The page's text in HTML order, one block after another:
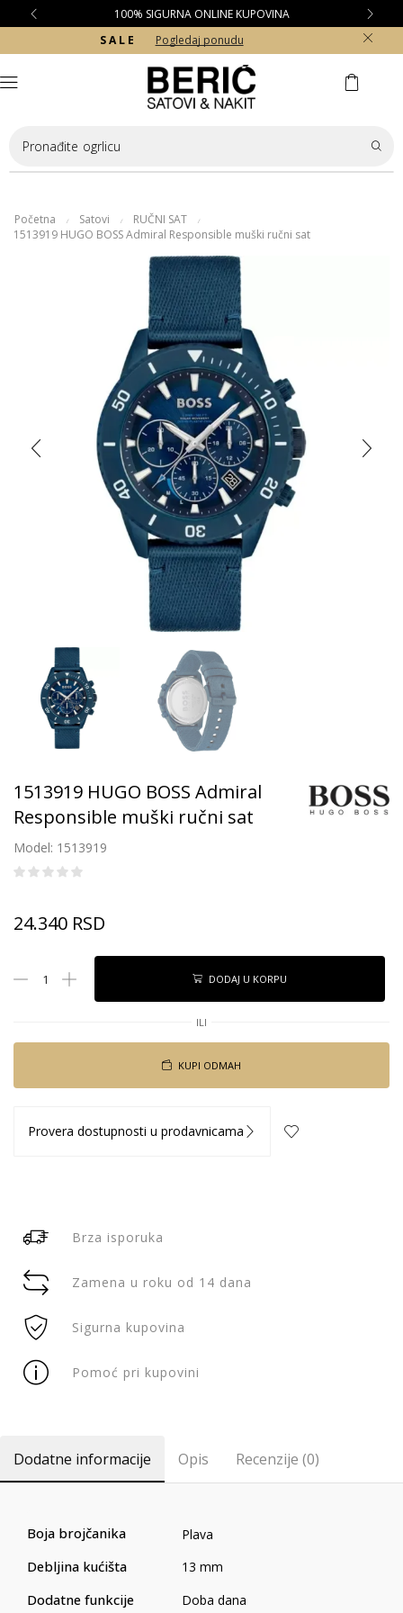
100% SIGURNA ONLINE KUPOVINA
S A L E
Pogledaj ponudu
Pronađite ogrlicu
Početna / Satovi / RUČNI SAT /
1513919 HUGO BOSS Admiral Responsible muški ručni sat
1513919 HUGO BOSS Admiral
Responsible muški ručni sat
Model: 1513919
24.340 RSD
DODAJ U KORPU
ILI
KUPI ODMAH
Provera dostupnosti u prodavnicama
Brza isporuka
Zamena u roku od 14 dana
Sigurna kupovina
Pomoć pri kupovini
Dodatne informacije Opis Recenzije (0)
Boja brojčanika Plava
Debljina kućišta 13 mm
Dodatne funkcije Doba dana